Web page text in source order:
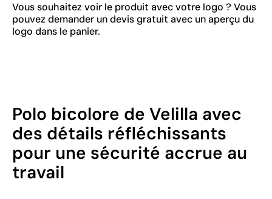
Vous souhaitez voir le produit avec votre logo ? Vous
pouvez demander un devis gratuit avec un aperçu du
logo dans le panier.
Polo bicolore de Velilla avec
des détails réfléchissants
pour une sécurité accrue au
travail